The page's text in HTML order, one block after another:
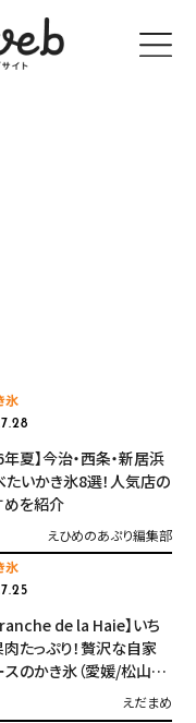
氷
年夏】今治・西条・新居浜
たいかき氷8選！人気店の
めを紹介
えひめのあぷり編集部
氷
de la Haie】いち
肉たっぷり！贅沢な自家
スのかき氷（愛媛/松山
えだまめ